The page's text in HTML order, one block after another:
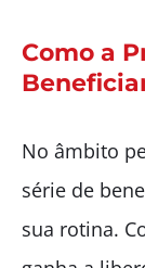
Como a
No âmbito
série de
sua rotina.